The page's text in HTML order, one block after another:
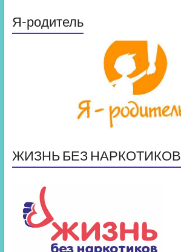
Я-родитель
ЖИЗНЬ БЕЗ НАРКОТИКОВ